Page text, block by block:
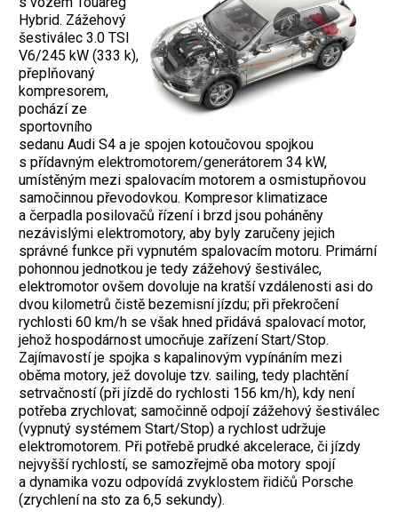
Hybrid. Zážehový
šestiválec 3.0 TSI
V6/245 kW (333 k),
přeplňovaný
kompresorem,
pochází ze
sportovního
sedanu Audi S4 a je spojen kotoučovou spojkou
s přídavným elektromotorem/generátorem 34 kW,
umístěným mezi spalovacím motorem a osmistupňovou
samočinnou převodovkou. Kompresor klimatizace
a čerpadla posilovačů řízení i brzd jsou poháněny
nezávislými elektromotory, aby byly zaručeny jejich
správné funkce při vypnutém spalovacím motoru. Primární
pohonnou jednotkou je tedy zážehový šestiválec,
elektromotor ovšem dovoluje na kratší vzdálenosti asi do
dvou kilometrů čistě bezemisní jízdu; při překročení
rychlosti 60 km/h se však hned přidává spalovací motor,
jehož hospodárnost umocňuje zařízení Start/Stop.
Zajímavostí je spojka s kapalinovým vypínáním mezi
oběma motory, jež dovoluje tzv. sailing, tedy plachtění
setrvačností (při jízdě do rychlosti 156 km/h), kdy není
potřeba zrychlovat; samočinně odpojí zážehový šestiválec
(vypnutý systémem Start/Stop) a rychlost udržuje
elektromotorem. Při potřebě prudké akcelerace, či jízdy
nejvyšší rychlostí, se samozřejmě oba motory spojí
a dynamika vozu odpovídá zvyklostem řidičů Porsche
(zrychlení na sto za 6,5 sekundy).